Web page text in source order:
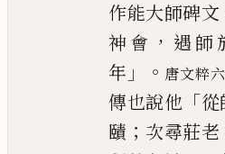
作能大師碑文
神會 ， 遇師
年 」。 唐文粹
傳也說他 「從
賾 ； 次尋莊老